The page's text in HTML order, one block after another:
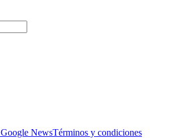
Google NewsTérminos y condiciones